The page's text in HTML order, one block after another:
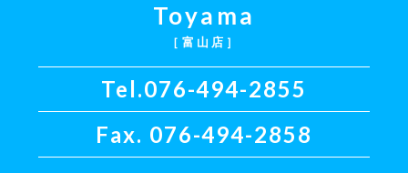
Toyama
［富山店］
Tel.076-494-2855
Fax. 076-494-2858